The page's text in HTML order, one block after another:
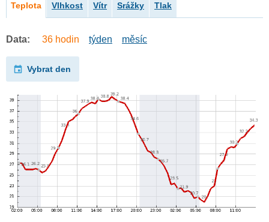
Teplota Vlhkost Vítr Srážky Tlak
Data: 36 hodin týden měsíc
Vybrat den